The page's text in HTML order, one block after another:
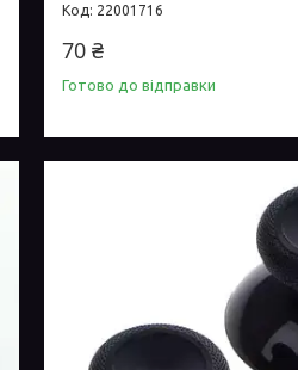
22001716
70 ₴
Готово до відправки